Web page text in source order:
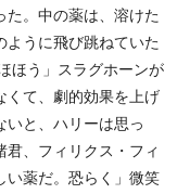
た。中の薬は、溶けた
ように飛び跳ねていた
ほう」スラグホーンが
くて、劇的効果を上げ
いと、ハリーは思っ
、フィリクス・フィ
い薬だ。恐らく」微笑